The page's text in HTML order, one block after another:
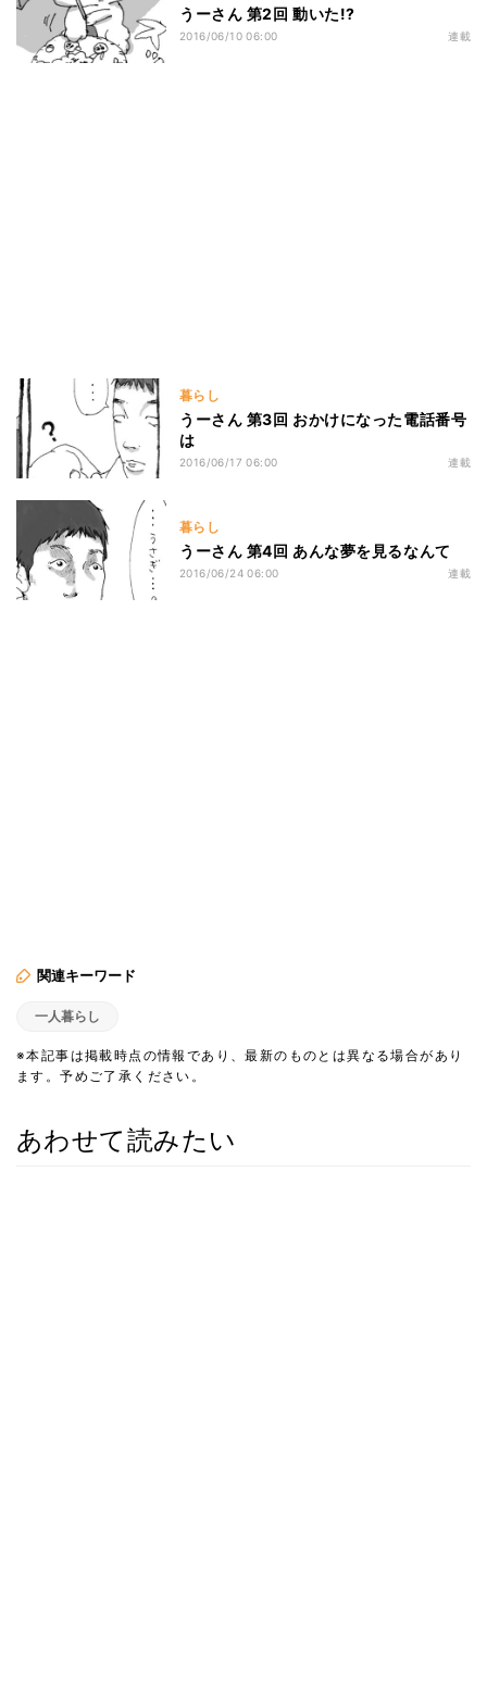
うーさん 第2回 動いた!?
2016/06/10 06:00 連載
暮らし
うーさん 第3回 おかけになった電話番号
は
2016/06/17 06:00 連載
暮らし
うーさん 第4回 あんな夢を見るなんて
2016/06/24 06:00 連載
関連キーワード
一人暮らし
※本記事は掲載時点の情報であり、最新のものとは異なる場合があり
ます。予めご了承ください。
あわせて読みたい